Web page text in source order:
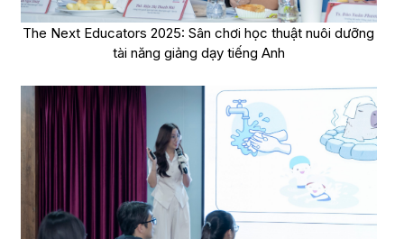
The Next Educators 2025: Sân chơi học thuật nuôi dưỡng
tài năng giảng dạy tiếng Anh